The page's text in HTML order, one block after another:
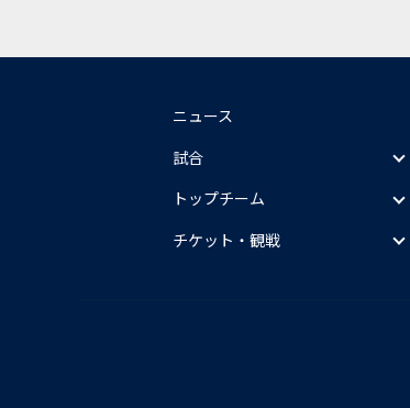
ニュース
試合
トップチーム
チケット・観戦